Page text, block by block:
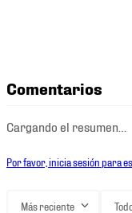
Comentarios
Cargando el resumen…
Por favor, inicia sesión para
Más reciente